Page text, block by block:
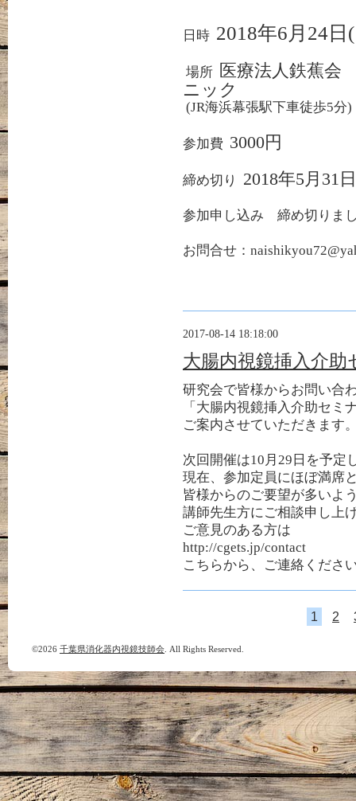
日時 2018年6 月 24 日 (
場所 医療法人鉄蕉
ニック
(JR海浜幕張駅下車徒歩5分)
参加費 3000円
締め切り 2018年5 月 31日
参加申し込み 締め切りま
お問合せ：
2017-08-14 18:18:00
大腸内視鏡挿入介助
研究会で皆様からお問い合
「大腸内視鏡挿入介助セミ
ご案内させていただきます
次回開催は10月29日を予定
現在、参加定員にほぼ満席
皆様からのご要望が多いよ
講師先生方にご相談申し上
ご意見のある方は
http://cgets.jp/contact
こちらから、ご連絡くださ
1 2
©2026 千葉県消化器内視鏡技師会 . All Rights Reserved.